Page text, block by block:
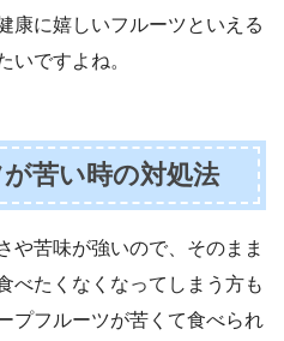
康に嬉しいフルーツといえる
いですよね。
苦い時の対処法
や苦味が強いので、そのまま
べたくなくなってしまう方も
プフルーツが苦くて食べられ